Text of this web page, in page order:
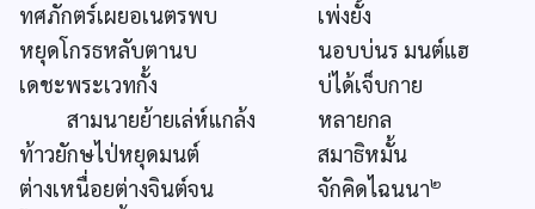
ทศภักตร์เผยอเนตรพบ
เพ่งยั้ง
หยุดโกรธหลับตานบ
นอบบ่นร มนต์แฮ
เดชะพระเวทกั้ง
บ่ได้เจ็บกาย
สามนายย้ายเล่ห์แกล้ง
หลายกล
ท้าวยักษไป่หยุดมนต์
สมาธิหมั้น
ต่างเหนื่อยต่างจินต์จน
จักคิดไฉนนา๒